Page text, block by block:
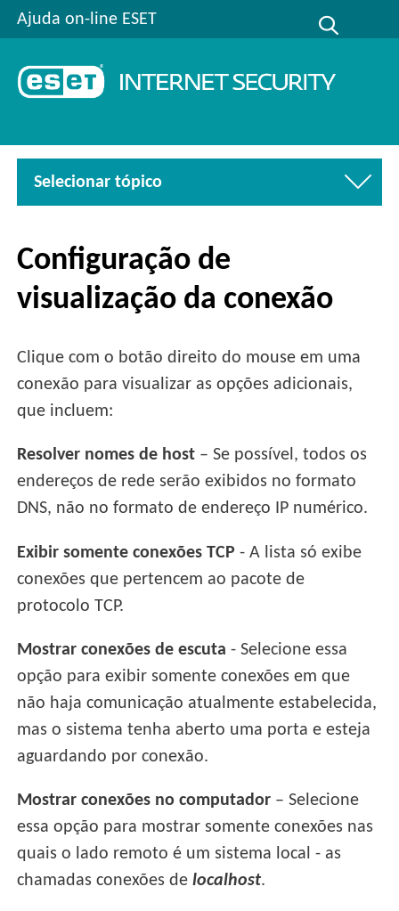
Ajuda on-line ESET
Selecionar tópico
Configuração de
visualização da conexão
Clique com o botão direito do mouse em uma
conexão para visualizar as opções adicionais,
que incluem:
Resolver nomes de host – Se possível, todos os
endereços de rede serão exibidos no formato
DNS, não no formato de endereço IP numérico.
Exibir somente conexões TCP - A lista só exibe
conexões que pertencem ao pacote de
protocolo TCP.
Mostrar conexões de escuta - Selecione essa
opção para exibir somente conexões em que
não haja comunicação atualmente estabelecida,
mas o sistema tenha aberto uma porta e esteja
aguardando por conexão.
Mostrar conexões no computador – Selecione
essa opção para mostrar somente conexões nas
quais o lado remoto é um sistema local - as
chamadas conexões delocalhost.